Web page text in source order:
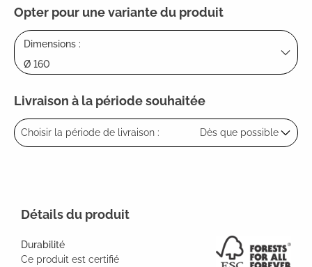
Opter pour une variante du produit
Dimensions :
Ø 160
Livraison à la période souhaitée
Choisir la période de livraison : Dès que possible
Détails du produit
Durabilité
Ce produit est certifié